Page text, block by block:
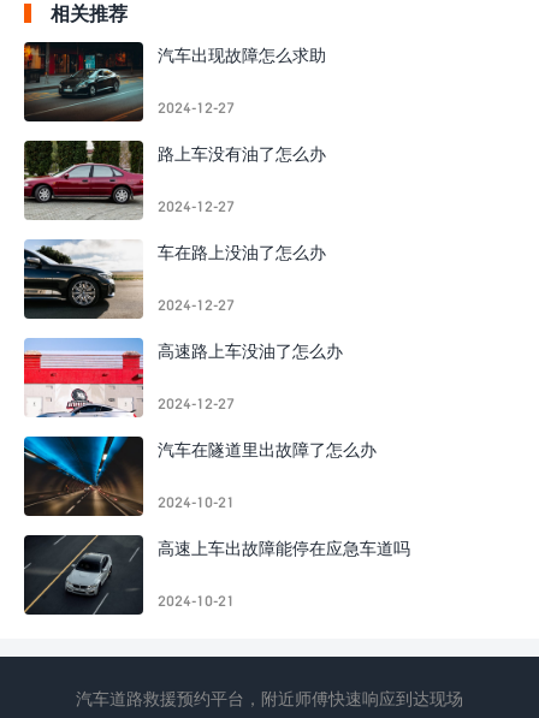
相关推荐
汽车出现故障怎么求助
2024-12-27
路上车没有油了怎么办
2024-12-27
车在路上没油了怎么办
2024-12-27
高速路上车没油了怎么办
2024-12-27
汽车在隧道里出故障了怎么办
2024-10-21
高速上车出故障能停在应急车道吗
2024-10-21
汽车道路救援预约平台，附近师傅快速响应到达现场